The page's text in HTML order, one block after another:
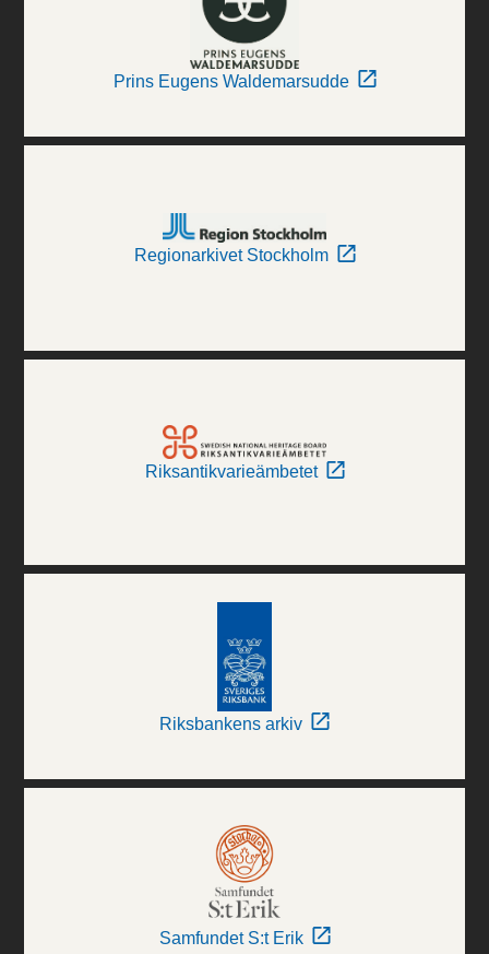
Prins Eugens Waldemarsudde
Regionarkivet Stockholm
Riksantikvarieämbetet
Riksbankens arkiv
Samfundet S:t Erik